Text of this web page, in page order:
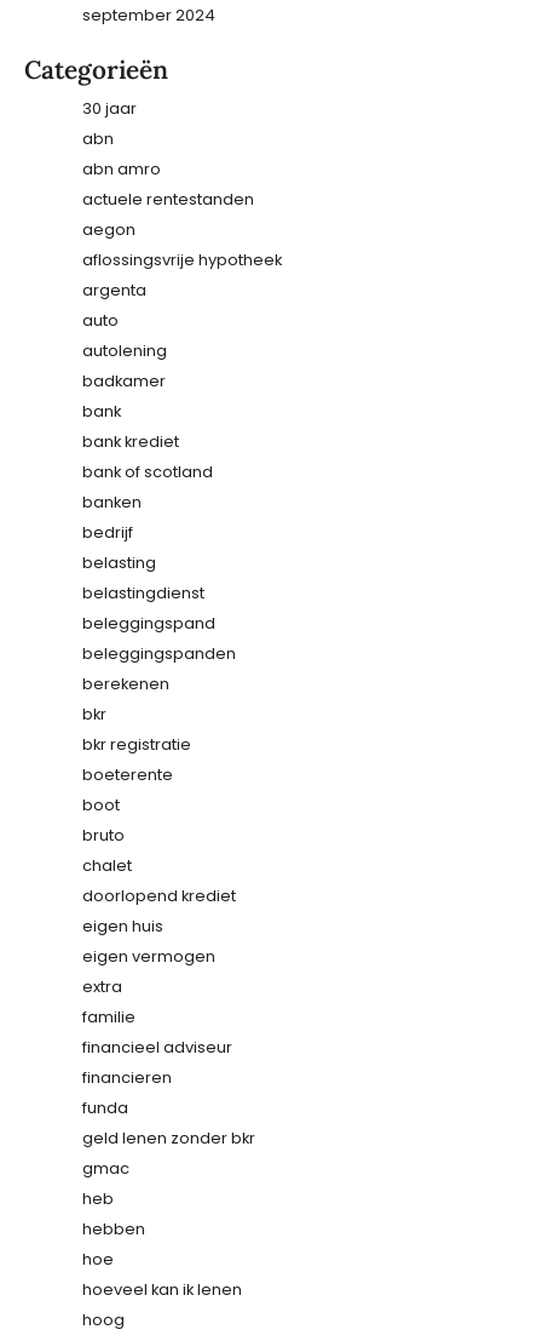
september 2024
Categorieën
30 jaar
abn
abn amro
actuele rentestanden
aegon
aflossingsvrije hypotheek
argenta
auto
autolening
badkamer
bank
bank krediet
bank of scotland
banken
bedrijf
belasting
belastingdienst
beleggingspand
beleggingspanden
berekenen
bkr
bkr registratie
boeterente
boot
bruto
chalet
doorlopend krediet
eigen huis
eigen vermogen
extra
familie
financieel adviseur
financieren
funda
geld lenen zonder bkr
gmac
heb
hebben
hoe
hoeveel kan ik lenen
hoog